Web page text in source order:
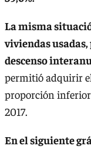
La misma
viviendas
descenso
permitió adquirir
proporción inferior
2017.
En el siguiente